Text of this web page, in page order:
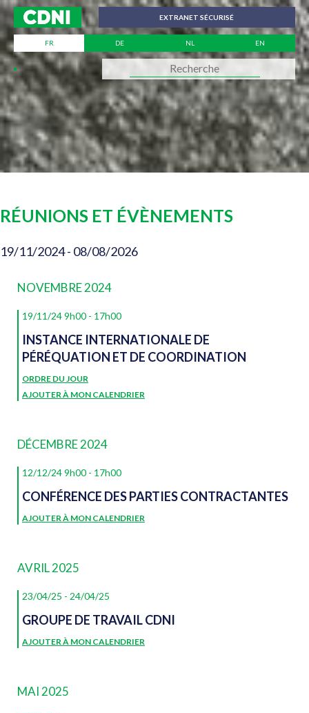
EXTRANET SÉCURISÉ
FR DE NL EN
RÉUNIONS ET ÉVÈNEMENTS
ÉVÈNEMENTS
NAVIGATION
CONSULTATIONS
19/11/2024 - 08/08/2026
date.NOVEMBRE 2024
19/11/24 9h00 - 17h00
INSTANCE INTERNATIONALE DE
PÉRÉQUATION ET DE COORDINATION
ORDRE DU JOUR
AJOUTER À MON CALENDRIER
DÉCEMBRE 2024
12/12/24 9h00 - 17h00
CONFÉRENCE DES PARTIES CONTRACTANTES
AJOUTER À MON CALENDRIER
AVRIL 2025
23/04/25 - 24/04/25
GROUPE DE TRAVAIL CDNI
AJOUTER À MON CALENDRIER
MAI 2025
Panneau de gestion des cookies